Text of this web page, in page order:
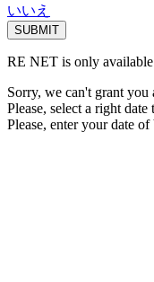
いいえ
RE NET is only available
Sorry, we can't grant you
Please, select a right date
Please, enter your date